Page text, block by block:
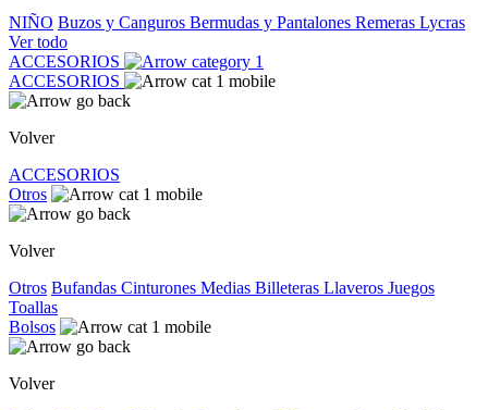
NIÑO Buzos y Canguros Bermudas y Pantalones Remeras Lycras
Ver todo
ACCESORIOS
ACCESORIOS
Volver
ACCESORIOS
Otros
Volver
Otros Bufandas Cinturones Medias Billeteras Llaveros Juegos
Toallas
Bolsos
Volver